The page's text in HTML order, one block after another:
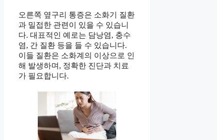
오른쪽 옆구리 통증은 소화기 질환
과 밀접한 관련이 있을 수 있습니
다. 대표적인 예로는 담낭염, 충수
염, 간 질환 등을 들 수 있습니다.
이들 질환은 소화계의 이상으로 인
해 발생하며, 정확한 진단과 치료
가 필요합니다.